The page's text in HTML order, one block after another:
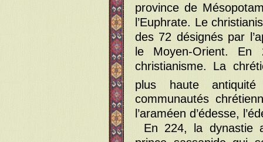
province de
l’Euphrate. Le
des 72 désignés par
le Moyen-Orient.
christianisme. La
plus haute
communautés
l’araméen d’édesse,
En 224, la dynastie